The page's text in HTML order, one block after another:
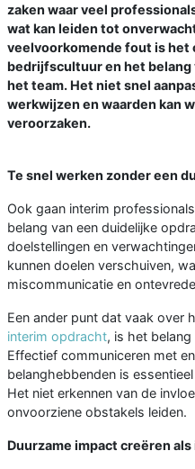
zaken waar veel
wat kan leiden tot
veelvoorkomende fout is het
bedrijfscultuur en het
het team. Het niet snel
werkwijzen en waarden kan
veroorzaken.
Te snel werken zonder een
Ook gaan interim
belang van een duidelijke
doelstellingen en
kunnen doelen verschuiven,
miscommunicatie en
Een ander punt dat vaak over
interim opdracht, is het
Effectief communiceren met
belanghebbenden is
Het niet erkennen van de
onvoorziene obstakels leiden.
Duurzame impact creëren